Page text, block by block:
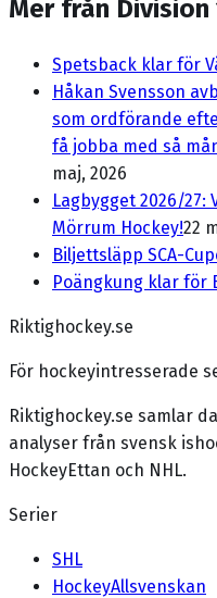
Mer från Division
Spetsback klar för
Håkan Svensson
som ordförande
få jobba med så
maj, 2026
Lagbygget 2026/
Mörrum Hockey!22
Biljettsläpp SCA-
Poängkung klar för
Riktighockey.se
För hockeyintresserade
Riktighockey.se samlar
analyser från svensk
HockeyEttan och NHL.
Serier
SHL
HockeyAllsvenskan